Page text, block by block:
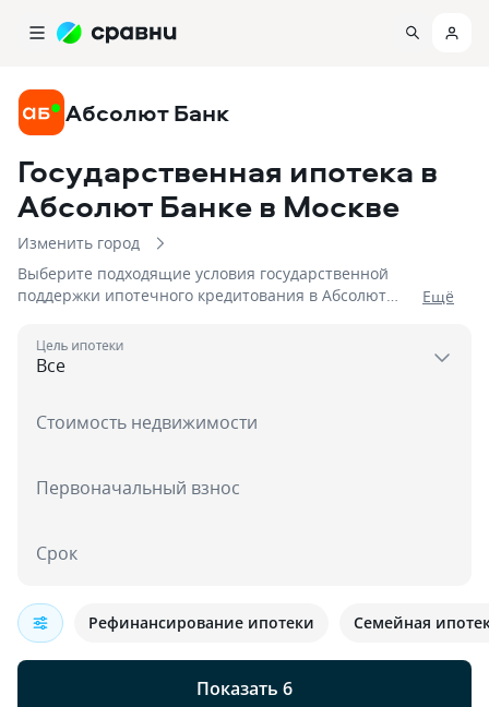
Абсолют Банк
Государственная ипотека в
Абсолют Банке в Москве
Изменить город
Выберите подходящие условия государственной
поддержки ипотечного кредитования в Абсолют
предложений со ставками от 5,75% и первым
взносом от 20 %, на сумму до 50 000 000!
Eщё
Цель ипотеки
Стоимость недвижимости
Первоначальный взнос
Срок
Показать 6
Рефинансирование ипотеки Семейная